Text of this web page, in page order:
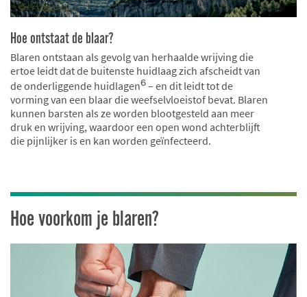
Hoe ontstaat de blaar?
Blaren ontstaan als gevolg van herhaalde wrijving die
ertoe leidt dat de buitenste huidlaag zich afscheidt van
de onderliggende huidlagen6 – en dit leidt tot de
vorming van een blaar die weefselvloeistof bevat. Blaren
kunnen barsten als ze worden blootgesteld aan meer
druk en wrijving, waardoor een open wond achterblijft
die pijnlijker is en kan worden geïnfecteerd.
Hoe voorkom je blaren?